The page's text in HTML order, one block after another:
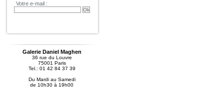
Votre e-mail :
Galerie Daniel Maghen
36 rue du Louvre
75001 Paris
Tel.: 01 42 84 37 39
Du Mardi au Samedi
de 10h30 à 19h00